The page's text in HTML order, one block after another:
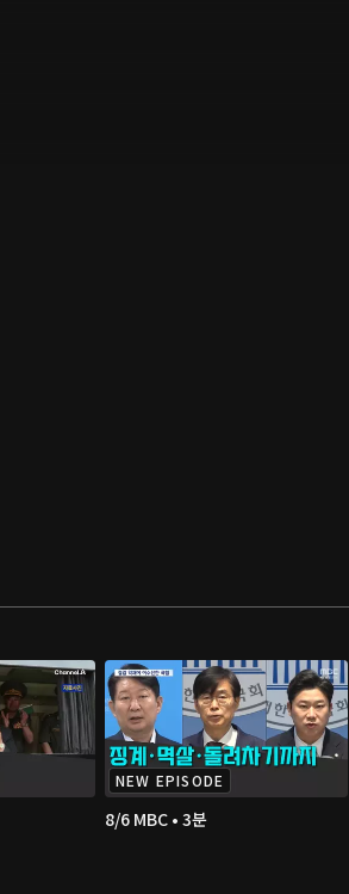
NEW EPISODE
8/6 MBC • 3분